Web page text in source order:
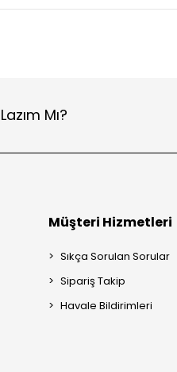
Mı?
Müşteri Hizmetleri
Sıkça Sorulan Sorular
Sipariş Takip
Havale Bildirimleri